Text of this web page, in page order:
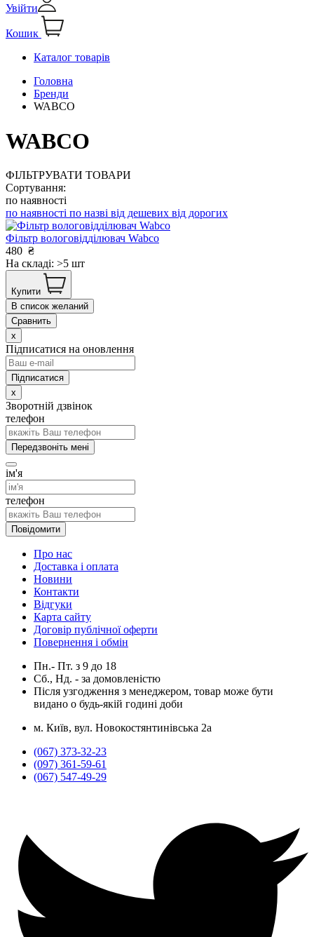
Увійти
Кошик
Каталог товарів
Головна
Бренди
WABCO
WABCO
ФІЛЬТРУВАТИ ТОВАРИ
Сортування:
по наявності
по наявності по назві від дешевих від дорогих
Фільтр вологовідділювач Wabco
480 ₴
На складі: >5 шт
Купити
В список желаний
Сравнить
x
Підписатися на оновлення
x
Зворотній дзвінок
телефон
Передзвоніть мені
ім'я
телефон
Повідомити
Про нас
Доставка і оплата
Новини
Контакти
Відгуки
Карта сайту
Договір публічної оферти
Повернення і обмін
Пн.- Пт. з 9 до 18
Сб., Нд. - за домовленістю
Після узгодження з менеджером, товар може бути
видано о будь-якій годині доби
м. Київ, вул. Новокостянтинівська 2а
(067) 373-32-23
(097) 361-59-61
(067) 547-49-29